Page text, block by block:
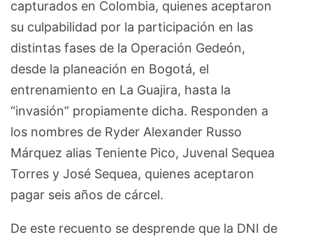
capturados en Colombia, quienes aceptaron
su culpabilidad por la participación en las
distintas fases de la Operación Gedeón,
desde la planeación en Bogotá, el
entrenamiento en La Guajira, hasta la
“invasión” propiamente dicha. Responden a
los nombres de Ryder Alexander Russo
Márquez alias Teniente Pico, Juvenal Sequea
Torres y José Sequea, quienes aceptaron
pagar seis años de cárcel.
De este recuento se desprende que la DNI de